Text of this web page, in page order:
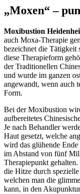
„Moxen“ –
Moxibustion
auch Moxa-Therapie
bezeichnet die Tätigkeit
diese Therapieform
der Traditionellen
und wurde im ganzen
angewandt, wenn auch
Form.
Bei der Moxibustion
aufbereitetes
Je nach Behandler
Haut gesetzt, welche
wird das glühende Ende
im Abstand von fünf
Therapiepunkt
die Hitze durch
welchen man die
kann, in den